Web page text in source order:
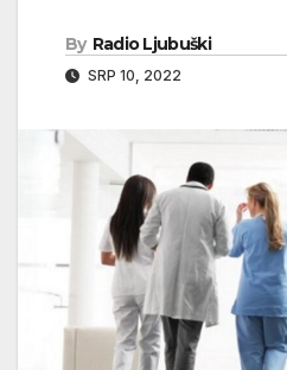
By Radio Ljubuški
SRP 10, 2022